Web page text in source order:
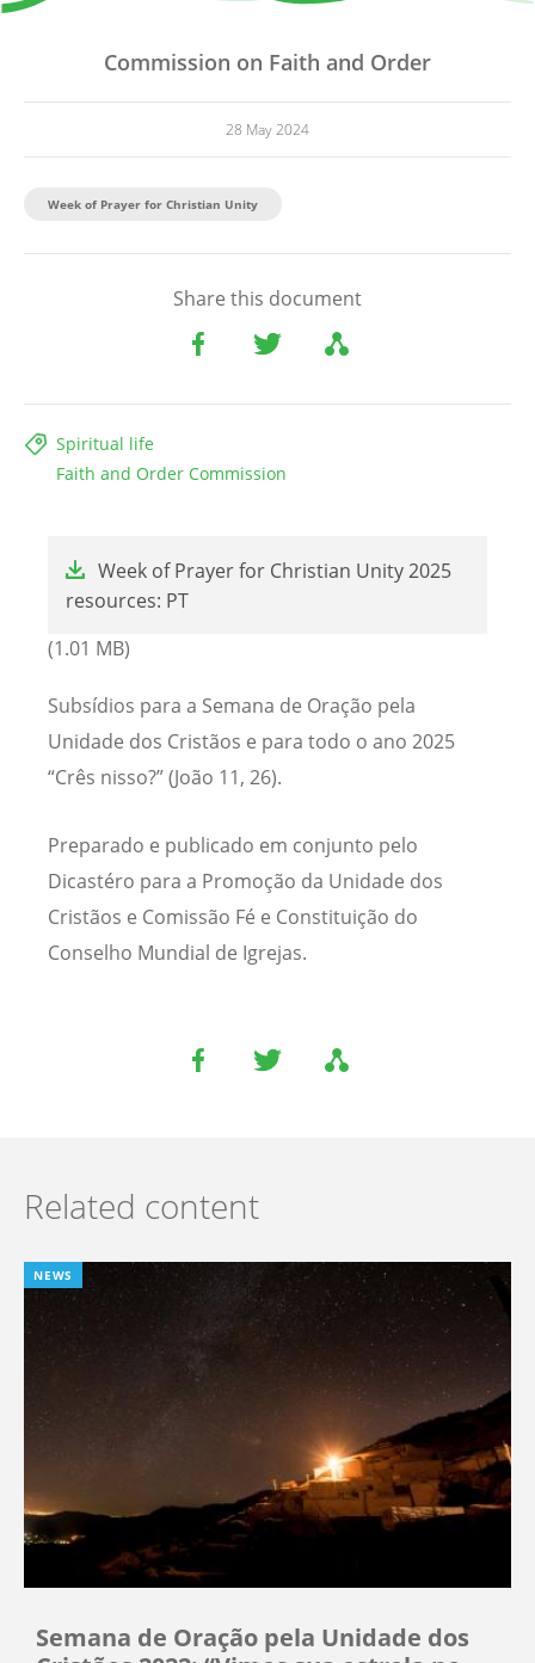
Commission on Faith and Order
28 May 2024
Week of Prayer for Christian Unity
Share this document
Spiritual life
Faith and Order Commission
Week of Prayer for Christian Unity 2025
resources: PT
(1.01 MB)
Subsídios para a Semana de Oração pela
Unidade dos Cristãos e para todo o ano 2025
“Crês nisso?” (João 11, 26).
Preparado e publicado em conjunto pelo
Dicastéro para a Promoção da Unidade dos
Cristãos e Comissão Fé e Constituição do
Conselho Mundial de Igrejas.
Related content
NEWS
Semana de Oração pela Unidade dos